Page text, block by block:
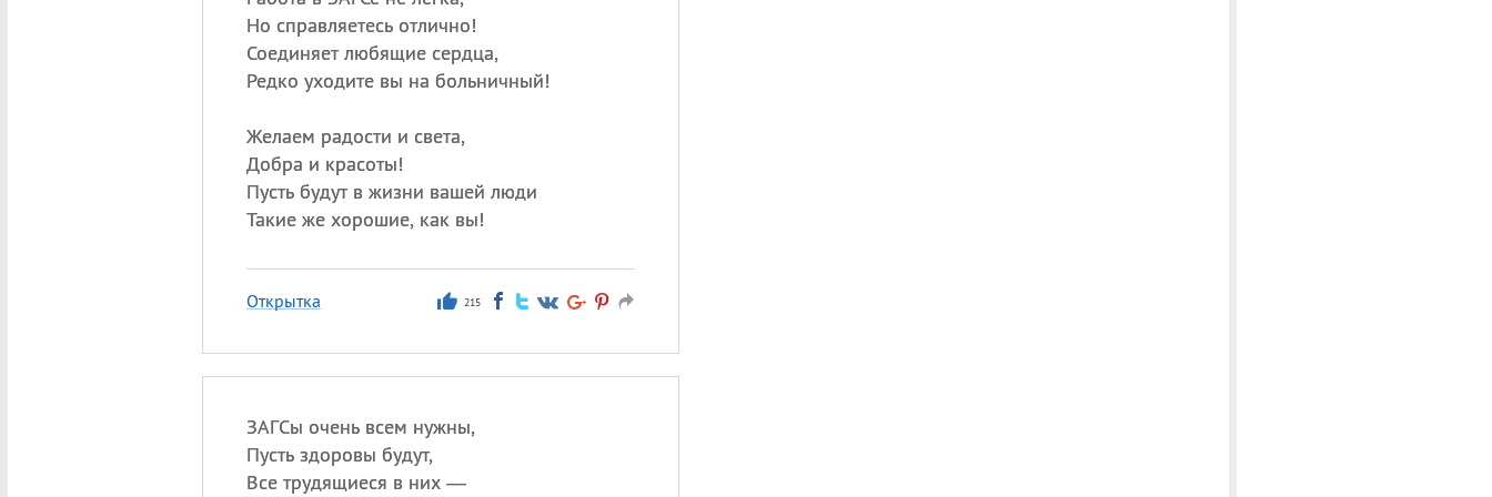
Но справляетесь отлично!
Соединяет любящие сердца,
Редко уходите вы на больничный!
Желаем радости и света,
Добра и красоты!
Пусть будут в жизни вашей люди
Такие же хорошие, как вы!
Открытка 215
ЗАГСы очень всем нужны,
Пусть здоровы будут,
Все трудящиеся в них —